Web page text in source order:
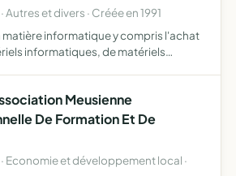
Autres et divers · Créée en 1991
matière informatique y compris l'achat
informatiques, de matériels
Meusienne
De Formation Et De
Economie et développement local ·